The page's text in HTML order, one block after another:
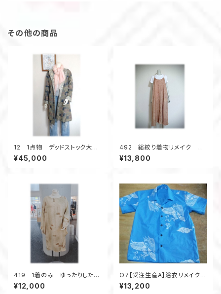
その他の商品
12 1点物 デッドストック大島
紬 リバーシブルAラインコー
ト 羽織り物 フード付き ス
¥45,000
492 総絞り着物リメイク キ
ャミソールワンピース ジャンパ
ースカート 小さいサイズ オ
¥13,800
419 1着のみ ゆったりしたワ
ンピース コクーンワンピー
ス 正絹着物リメイク シル
¥12,000
O7【受注生産A】浴衣リメイクア
ロハシャツレギュラーオーダー
¥13,200